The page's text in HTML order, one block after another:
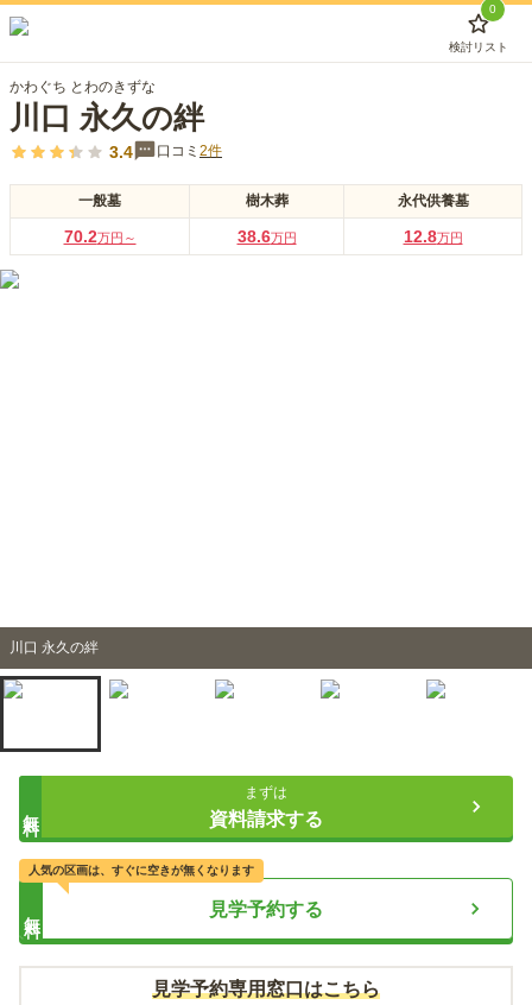
0
検討リスト
かわぐち とわのきずな
川口 永久の絆
3.4 口コミ 2件
一般墓 樹木葬 永代供養墓
70.2万円～ 38.6万円 12.8万円
川口 永久の絆
まずは
資料請求する
見学予約する
人気の区画は、すぐに空きが無くなります
見学予約専用窓口はこちら